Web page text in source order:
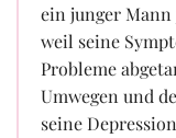
ein junger Mann
weil seine
Probleme
Umwegen und
seine